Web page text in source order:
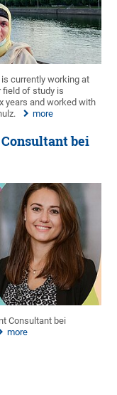
currently working at
field of study is
years and worked with
more
bei
Consultant bei
more